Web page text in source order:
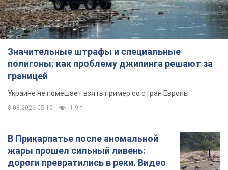
Значительные штрафы и специальные
полигоны: как проблему джипинга решают за
границей
Украине не помешает взять пример со стран Европы
8.08.2026 05:10 1,9 т.
В Прикарпатье после аномальной
жары прошел сильный ливень:
дороги превратились в реки. Видео